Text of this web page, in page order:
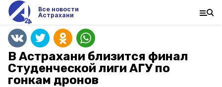
Все новости
Астрахани
В Астрахани близится финал
Студенческой лиги АГУ по
гонкам дронов